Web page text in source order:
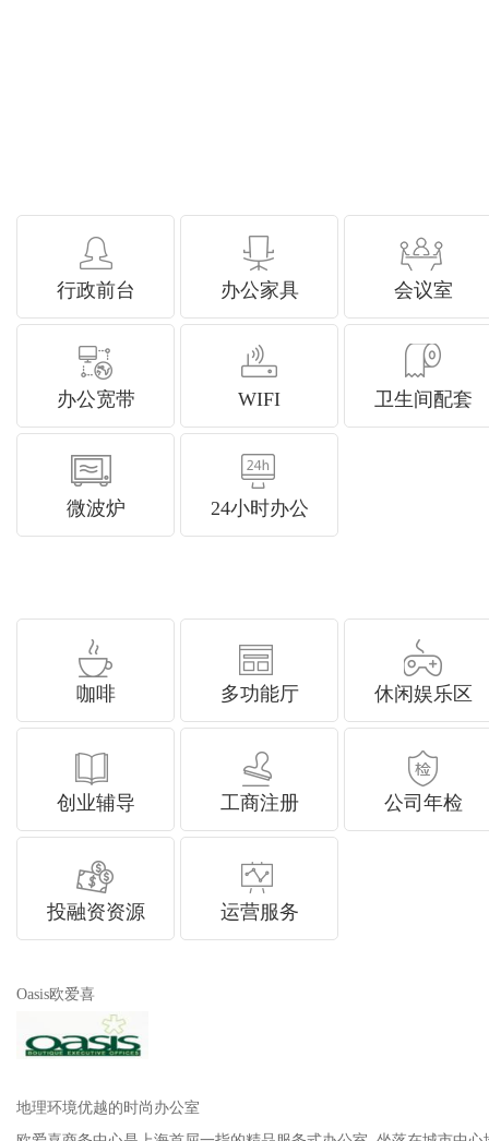
行政前台 办公家具 会议室
办公宽带 WIFI 卫生间配套
微波炉 24小时办公
咖啡 多功能厅 休闲娱乐区
创业辅导 工商注册 公司年检
投融资资源 运营服务
Oasis欧爱喜
地理环境优越的时尚办公室